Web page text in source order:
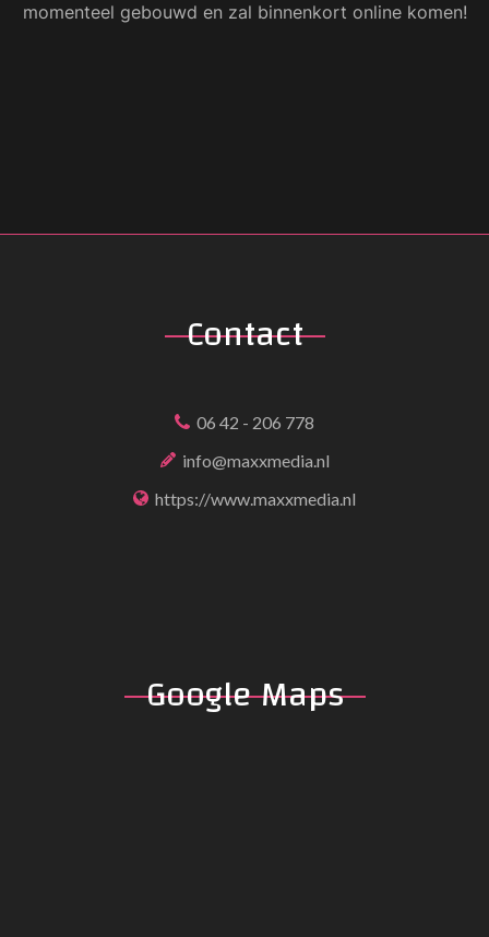
momenteel gebouwd en zal binnenkort online komen!
Contact
06 42 - 206 778
info@maxxmedia.nl
https://www.maxxmedia.nl
GoogleMaps